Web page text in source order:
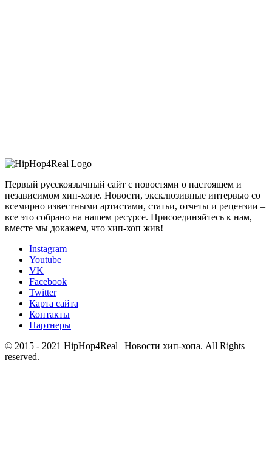
Первый русскоязычный сайт с новостями о настоящем и
независимом хип-хопе. Новости, эксклюзивные интервью со
всемирно известными артистами, статьи, отчеты и рецензии –
все это собрано на нашем ресурсе. Присоединяйтесь к нам,
вместе мы докажем, что хип-хоп жив!
Instagram
Youtube
VK
Facebook
Twitter
Карта сайта
Контакты
Партнеры
© 2015 - 2021 HipHop4Real | Новости хип-хопа. All Rights
reserved.